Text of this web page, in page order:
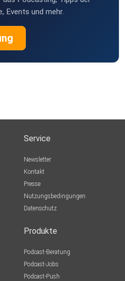
Events und mehr.
Service
Newsletter
Kontakt
Presse
Nutzungsbedingungen
Datenschutz
Produkte
Podcast-Beratung
Podcast-Jobs
Podcast-Push